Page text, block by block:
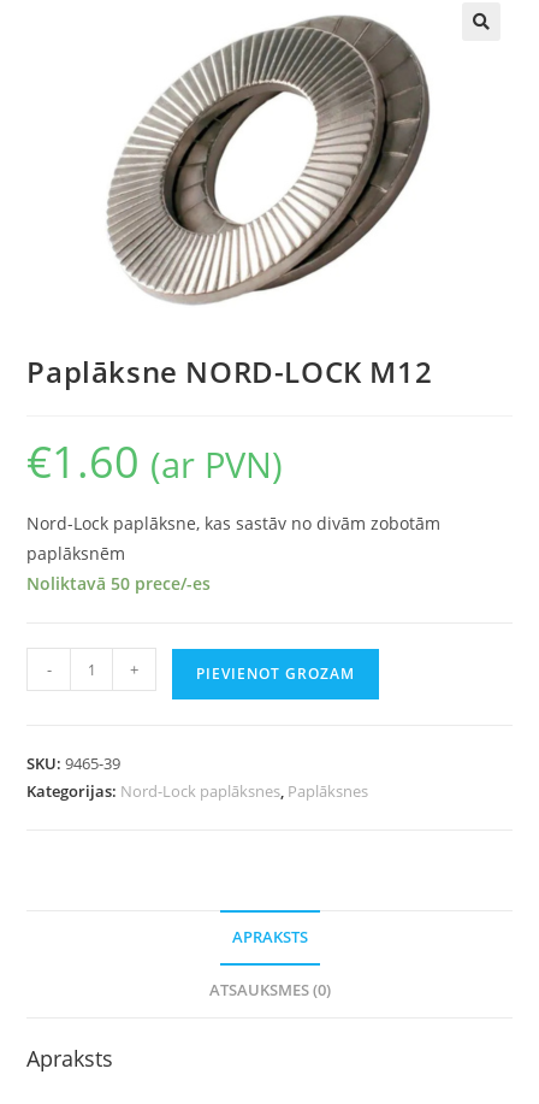
Paplāksne NORD-LOCK M12
€1.60 (ar PVN)
Nord-Lock paplāksne, kas sastāv no divām zobotām
paplāksnēm
Noliktavā 50 prece/-es
- + PIEVIENOT GROZAM
SKU:9465-39
Kategorijas: Nord-Lock paplāksnes, Paplāksnes
APRAKSTS
ATSAUKSMES (0)
Apraksts